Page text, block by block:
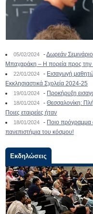
05/02/2024 -Δωρεάν
Μπαχαράκη – Η πορεία προς την
22/01/2024 - Εισαγωγή
Εκκλησιαστικά Σχολεία 2024-25
19/01/2024 - Προκήρυξη
18/01/2024 -Θεσσαλονίκη:
Ποιες εταιρείες ήταν
18/01/2024 - Ποιο πρόγραμμα
πανεπιστήμια του κόσμου!
Εκδηλώσεις